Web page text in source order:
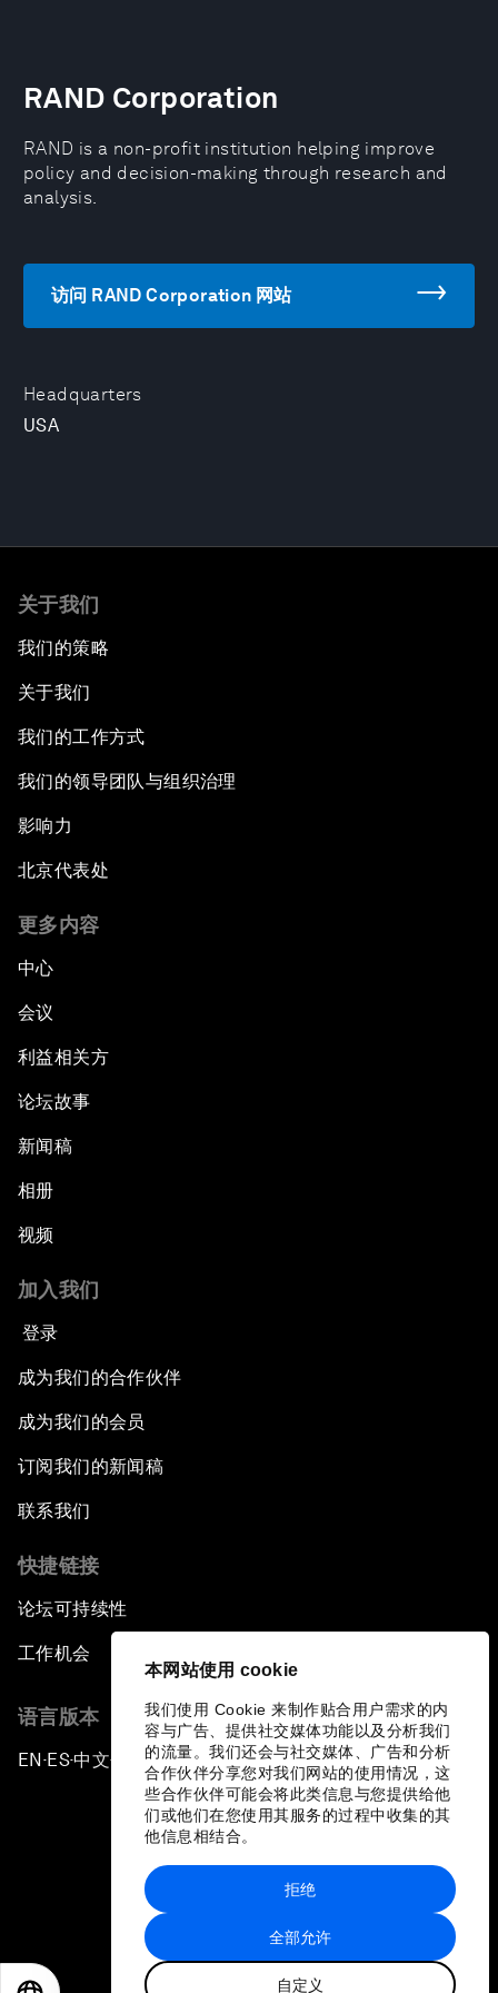
本网站使用 cookie
我们使用 Cookie 来制作贴合用户需求的内
容与广告、提供社交媒体功能以及分析我们
的流量。我们还会与社交媒体、广告和分析
合作伙伴分享您对我们网站的使用情况，这
些合作伙伴可能会将此类信息与您提供给他
们或他们在您使用其服务的过程中收集的其
他信息相结合。
全部允许
自定义
拒绝
Headquarters
USA
RAND Corporation
RAND is a non-profit institution helping improve
policy and decision-making through research and
analysis.
访问 RAND Corporation 网站
关于我们
我们的策略
关于我们
我们的工作方式
我们的领导团队与组织治理
影响力
北京代表处
更多内容
中心
会议
利益相关方
论坛故事
新闻稿
相册
视频
加入我们
登录
成为我们的合作伙伴
成为我们的会员
订阅我们的新闻稿
联系我们
快捷链接
论坛可持续性
工作机会
语言版本
EN ▪ES▪中文▪ 日本語
站点地图